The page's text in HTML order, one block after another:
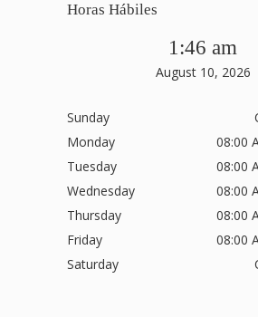
Horas Hábiles
1:46 am
August 10, 2026
Sunday
Monday
08:00
Tuesday
08:00
Wednesday
08:00
Thursday
08:00
Friday
08:00
Saturday